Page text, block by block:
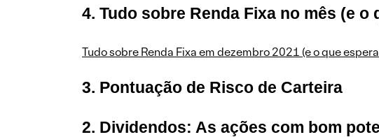
4. Tudo sobre Renda Fixa no mês (e o
Tudo sobre Renda Fixa em dezembro 2021 (e o que
3. Pontuação de Risco de Carteira
2. Dividendos: As ações com bom